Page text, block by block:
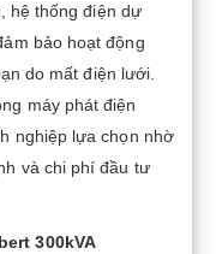
hệ thống điện dự
bảo hoạt động
do mất điện lưới.
máy phát điện
nghiệp lựa chọn nhờ
và chi phí đầu tư
300kVA